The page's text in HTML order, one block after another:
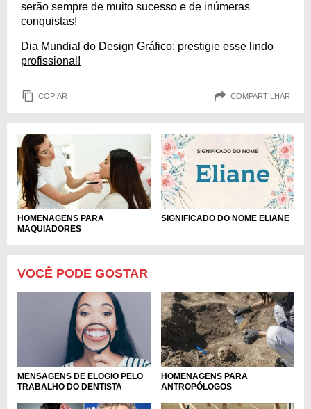
serão sempre de muito sucesso e de inúmeras
conquistas!
Dia Mundial do Design Gráfico: prestigie esse lindo
profissional!
COPIAR COMPARTILHAR
HOMENAGENS PARA
MAQUIADORES
SIGNIFICADO DO NOME ELIANE
VOCÊ PODE GOSTAR
MENSAGENS DE ELOGIO PELO
TRABALHO DO DENTISTA
HOMENAGENS PARA
ANTROPÓLOGOS